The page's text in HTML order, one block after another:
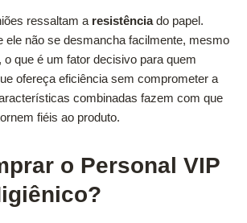
ressaltam a resistênciado papel.
ele não se desmancha facilmente, mesmo
o que é um fator decisivo para quem
ofereça eficiência sem comprometer a
combinadas fazem com que
fiéis ao produto.
o Personal VIP